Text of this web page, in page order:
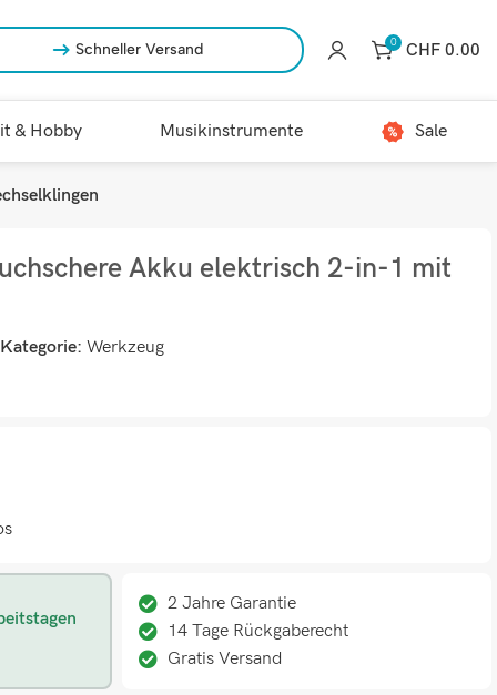
Schneller Versand 0 CHF 0.00
& Hobby Musikinstrumente Sale
Akku elektrisch 2-in-1 mit
Kategorie: Werkzeug
2 Jahre Garantie
14 Tage Rückgaberecht
Gratis Versand